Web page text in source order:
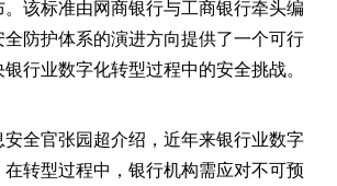
该标准由网商银行与工商银行牵头编
防护体系的演进方向提供了一个可行
行业数字化转型过程中的安全挑战。
全官张园超介绍，近年来银行业数字
转型过程中，银行机构需应对不可预